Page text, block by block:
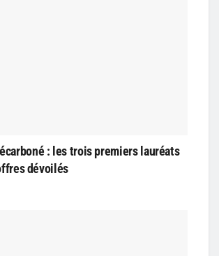
: les trois premiers lauréats
dévoilés